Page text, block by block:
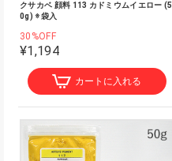
クサカベ 顔料 113 カドミウムイエロー (5
0g) ※袋入
30%OFF
¥1,194
カートに入れる